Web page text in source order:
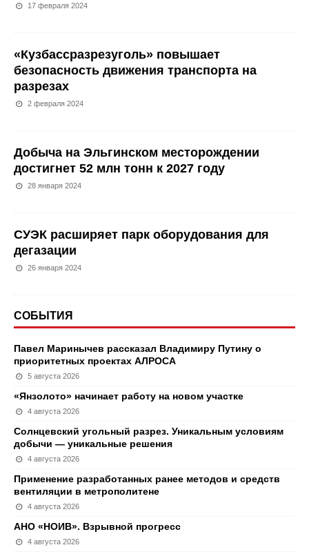
17 февраля 2024
«Кузбассразрезуголь» повышает
безопасность движения транспорта на
разрезах
2 февраля 2024
Добыча на Эльгинском месторождении
достигнет 52 млн тонн к 2027 году
28 января 2024
СУЭК расширяет парк оборудования для
дегазации
26 января 2024
СОБЫТИЯ
Павел Маринычев рассказал Владимиру Путину о
приоритетных проектах АЛРОСА
5 августа 2026
«Янзолото» начинает работу на новом участке
4 августа 2026
Солнцевский угольный разрез. Уникальным условиям
добычи — уникальные решения
4 августа 2026
Применение разработанных ранее методов и средств
вентиляции в метрополитене
4 августа 2026
АНО «НОИВ». Взрывной прогресс
4 августа 2026